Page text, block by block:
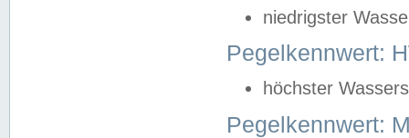
niedrigster
Pegelkennwert:
höchster
Pegelkennwert: